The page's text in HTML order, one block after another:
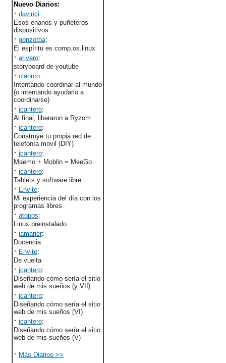
Nuevo Diarios:
· davinci:
Esos enanos y puñeteros
dispositivos
· gonzotba:
El espíritu es.comp.os.linux
· arivero:
storyboard de youtube
· cianuro:
Intentando coordinar al mundo
(o intentando ayudarlo a
coordinarse)
· jcantero:
Al final, liberaron a Ryzom
· jcantero:
Construye tu propia red de
telefonía movil (DIY)
· jcantero:
Maemo + Moblin = MeeGo
· jcantero:
Tablets y software libre
· Envite:
Mi experiencia del día con los
programas libres
· atopos:
Linux preinstalado
· jamarier:
Docencia
· Envite:
De vuelta
· jcantero:
Diseñando cómo sería el sitio
web de mis sueños (y VII)
· jcantero:
Diseñando cómo sería el sitio
web de mis sueños (VI)
· jcantero:
Diseñando cómo sería el sitio
web de mis sueños (V)
· Más Diarios >>